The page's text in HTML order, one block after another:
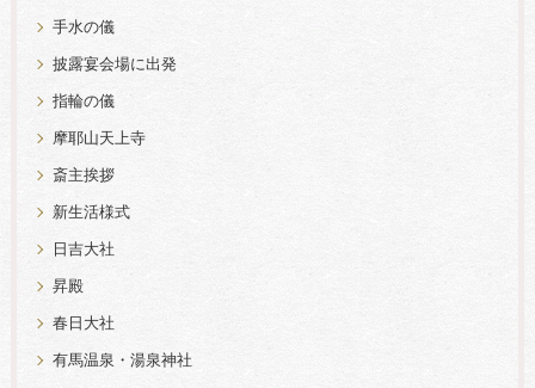
手水の儀
披露宴会場に出発
指輪の儀
摩耶山天上寺
斎主挨拶
新生活様式
日吉大社
昇殿
春日大社
有馬温泉・湯泉神社